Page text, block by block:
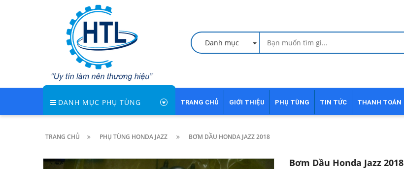
Danh mục
DANH MỤC PHỤ TÙNG TRANG CHỦ GIỚI THIỆU PHỤ TÙNG TIN TỨC THANH TOÁN
TRANG CHỦ PHỤ TÙNG HONDA JAZZ BƠM DẦU HONDA JAZZ 2018
Bơm Dầu Honda Jazz 2018